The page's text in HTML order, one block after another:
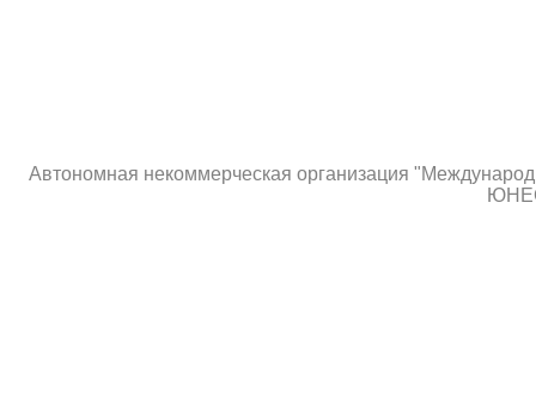
Автономная некоммерческая организация